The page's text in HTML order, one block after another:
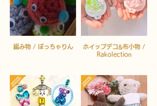
編み物 / ぽっちゃりん
ホイップデコ&布小物 /
Rakolection